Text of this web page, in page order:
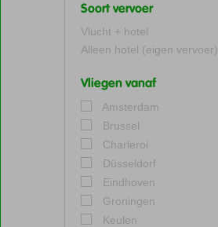
Soort vervoer
Vlucht + hotel
Alleen hotel (eigen vervoer)
Vliegen vanaf
Amsterdam
Brussel
Charleroi
Düsseldorf
Eindhoven
Groningen
Keulen